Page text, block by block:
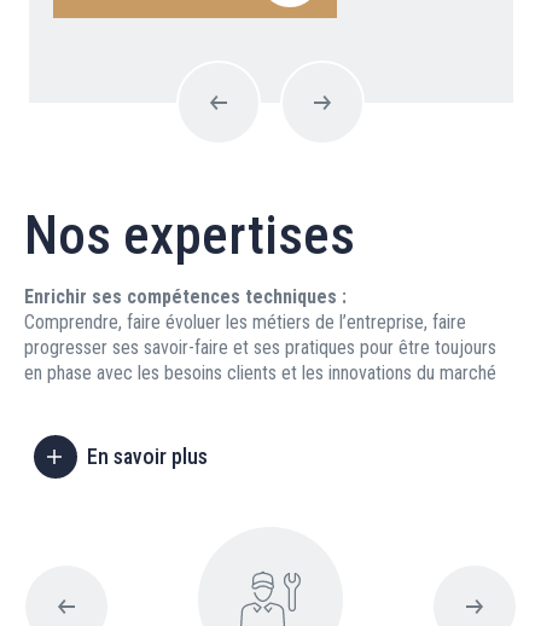
Nos expertises
Enrichir ses compétences techniques :
Comprendre, faire évoluer les métiers de l’entreprise, faire
progresser ses savoir-faire et ses pratiques pour être toujours
en phase avec les besoins clients et les innovations du marché
En savoir plus